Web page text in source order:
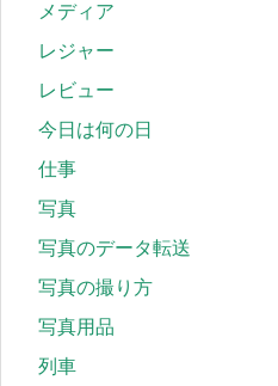
メディア
レジャー
レビュー
今日は何の日
仕事
写真
写真のデータ転送
写真の撮り方
写真用品
列車